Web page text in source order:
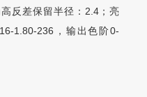
反差保留半径：2.4；亮
1.80-236，输出色阶0-